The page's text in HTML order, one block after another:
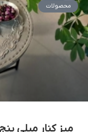
محصولات
میز کنار مبلی